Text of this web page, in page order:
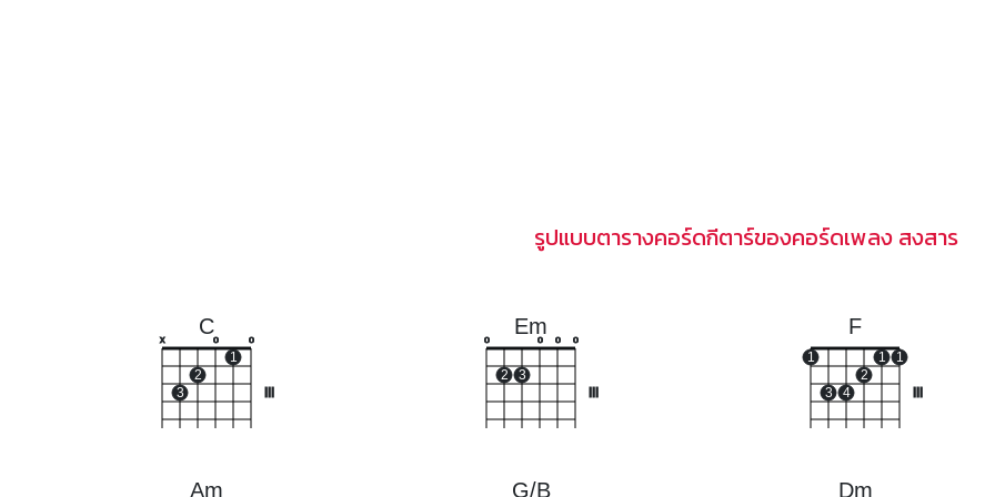
รูปแบบตารางคอร์ดกีตาร์ของคอร์ดเพลง สงสาร
C
x
3
2
o
1
o
Em
o
2 3
o o o
F
1
3 4
2
1 1
Am G/B Dm